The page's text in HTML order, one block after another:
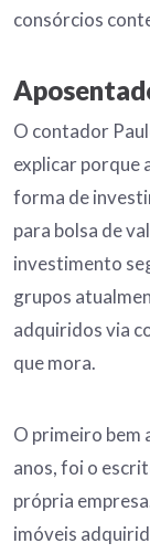
consórcios
O contador
explicar porque
forma de
para bolsa de
investimento
grupos
adquiridos via
que mora.
O primeiro bem
anos, foi o
própria
imóveis